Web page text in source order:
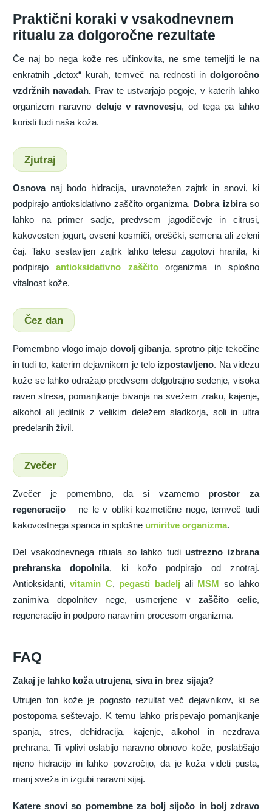
Praktični koraki v vsakodnevnem
ritualu za dolgoročne rezultate
Če naj bo nega kože res učinkovita, ne sme temeljiti le na
enkratnih „detox“ kurah, temveč na rednosti in dolgoročno
vzdržnih navadah. Prav te ustvarjajo pogoje, v katerih lahko
organizem naravno deluje v ravnovesju, od tega pa lahko
koristi tudi naša koža.
Zjutraj
Osnovanaj bodo hidracija, uravnotežen zajtrk in snovi, ki
podpirajo antioksidativno zaščito organizma. Dobra izbiraso
lahko na primer sadje, predvsem jagodičevje in citrusi,
kakovosten jogurt, ovseni kosmiči, oreščki, semena ali zeleni
čaj. Tako sestavljen zajtrk lahko telesu zagotovi hranila, ki
podpirajo antioksidativno zaščitoorganizma in splošno
vitalnost kože.
Čez dan
Pomembno vlogo imajo dovolj gibanja, sprotno pitje tekočine
in tudi to, katerim dejavnikom je telo izpostavljeno. Na videzu
kože se lahko odražajo predvsem dolgotrajno sedenje, visoka
raven stresa, pomanjkanje bivanja na svežem zraku, kajenje,
alkohol ali jedilnik z velikim deležem sladkorja, soli in ultra
predelanih živil.
Zvečer
Zvečer je pomembno, da si vzamemo prostor za
regeneracijo – ne le v obliki kozmetične nege, temveč tudi
kakovostnega spanca in splošne umiritve organizma.
Del vsakodnevnega rituala so lahko tudi ustrezno izbrana
prehranska dopolnila, ki kožo podpirajo od znotraj.
Antioksidanti,vitamin C, pegasti badelj ali MSM
so lahko
zanimiva dopolnitev nege, usmerjene vzaščito celic,
regeneracijo in podporo naravnim procesom organizma.
FAQ
Zakaj je lahko koža utrujena, siva in brez sijaja?
Utrujen ton kože je pogosto rezultat več dejavnikov, ki se
postopoma seštevajo. K temu lahko prispevajo pomanjkanje
spanja, stres, dehidracija, kajenje, alkohol in nezdrava
prehrana. Ti vplivi oslabijo naravno obnovo kože, poslabšajo
njeno hidracijo in lahko povzročijo, da je koža videti pusta,
manj sveža in izgubi naravni sijaj.
Katere snovi so pomembne za bolj sijočo in bolj zdravo